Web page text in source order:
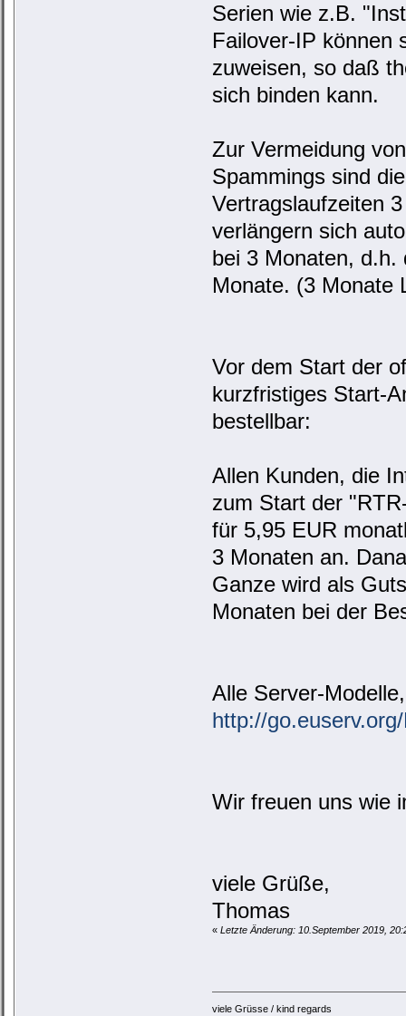
Serien wie z.B.
Failover-IP können
zuweisen, so daß
sich binden kann.
Zur Vermeidung
Spammings sind
Vertragslaufzeiten
verlängern sich
bei 3 Monaten,
Monate. (3 Monate
Vor dem Start der
kurzfristiges Start-
bestellbar:
Allen Kunden, die
zum Start der
für 5,95 EUR
3 Monaten an.
Ganze wird als
Monaten bei der
Alle Server-
http://
Wir freuen uns wie
viele Grüße,
Thomas
«Letzte Änderung: 10.September 2019,
viele Grüsse / kind regards